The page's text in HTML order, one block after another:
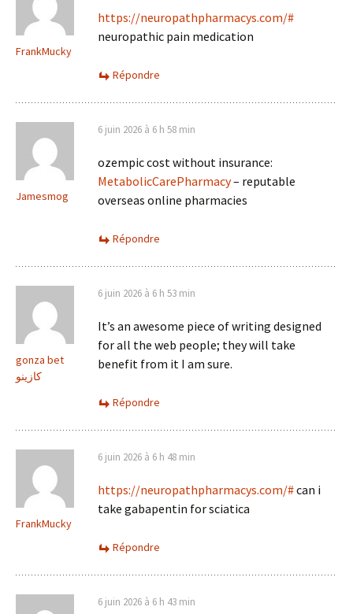
FrankMucky
https://neuropathpharmacys.com/#
neuropathic pain medication
Répondre
Jamesmog
6 juin 2026 à 6 h 58 min
ozempic cost without insurance:
MetabolicCarePharmacy– reputable
overseas online pharmacies
Répondre
gonza bet
كازينو
6 juin 2026 à 6 h 53 min
It’s an awesome piece of writing designed
for all the web people; they will take
benefit from it I am sure.
Répondre
FrankMucky
6 juin 2026 à 6 h 48 min
https://neuropathpharmacys.com/#can i
take gabapentin for sciatica
Répondre
6 juin 2026 à 6 h 43 min